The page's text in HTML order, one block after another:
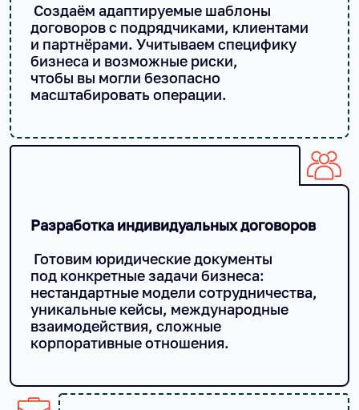
Создаём адаптируемые шаблоны
договоров с подрядчиками, клиентами
и партнёрами. Учитываем специфику
бизнеса и возможные риски,
чтобы вы могли безопасно
масштабировать операции.
Разработка индивидуальных договоров
Готовим юридические документы
под конкретные задачи бизнеса:
нестандартные модели сотрудничества,
уникальные кейсы, международные
взаимодействия, сложные
корпоративные отношения.